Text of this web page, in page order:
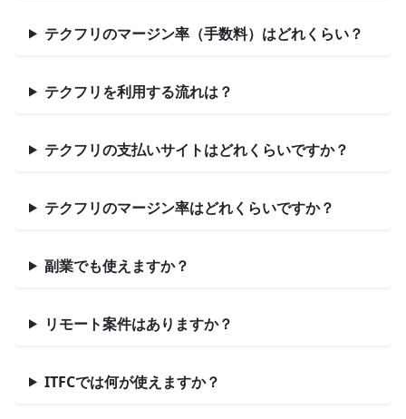
テクフリのマージン率（手数料）はどれくらい？
テクフリを利用する流れは？
テクフリの支払いサイトはどれくらいですか？
テクフリのマージン率はどれくらいですか？
副業でも使えますか？
リモート案件はありますか？
ITFCでは何が使えますか？